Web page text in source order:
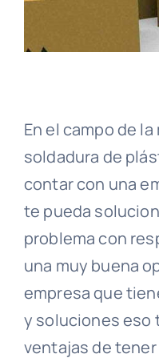
En el campo de
soldadura de
contar con una
te pueda
problema con
una muy buena
empresa que
y soluciones eso
ventajas de